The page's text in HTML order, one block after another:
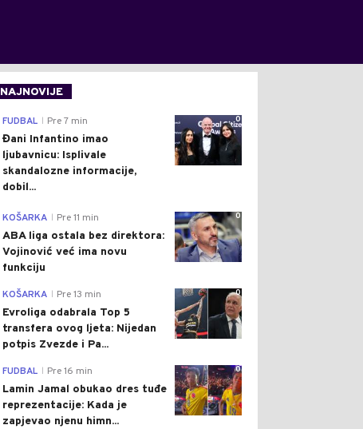
NAJNOVIJE
0
FUDBAL Pre 7 min
Đani Infantino imao
ljubavnicu: Isplivale
skandalozne informacije,
dobil...
0
KOŠARKA Pre 11 min
ABA liga ostala bez direktora:
Vojinović već ima novu
funkciju
0
KOŠARKA Pre 13 min
Evroliga odabrala Top 5
transfera ovog ljeta: Nijedan
potpis Zvezde i Pa...
0
FUDBAL Pre 16 min
Lamin Jamal obukao dres tuđe
reprezentacije: Kada je
zapjevao njenu himn...